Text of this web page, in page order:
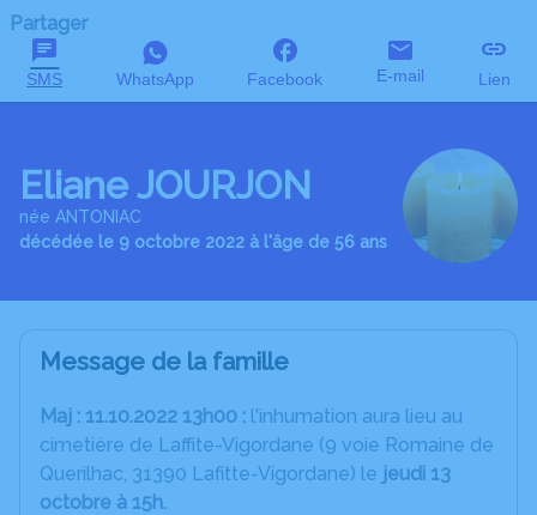
Partager
SMS WhatsApp Facebook E-mail Lien
Eliane JOURJON
née ANTONIAC
décédée le 9 octobre 2022 à l'âge de 56 ans
Message de la famille
Maj : 11.10.2022 13h00 : l'inhumation aura lieu au
cimetière de Laffite-Vigordane (9 voie Romaine de
Querilhac, 31390 Lafitte-Vigordane) le jeudi 13
octobre à 15h.